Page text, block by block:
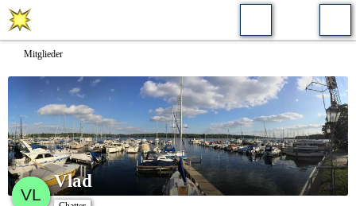
Mitglieder
Vlad